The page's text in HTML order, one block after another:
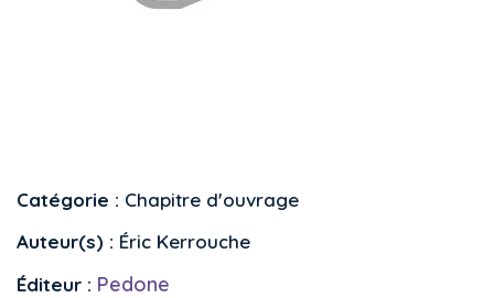
Catégorie : Chapitre d'ouvrage
Auteur(s) : Éric Kerrouche
Éditeur : Pedone